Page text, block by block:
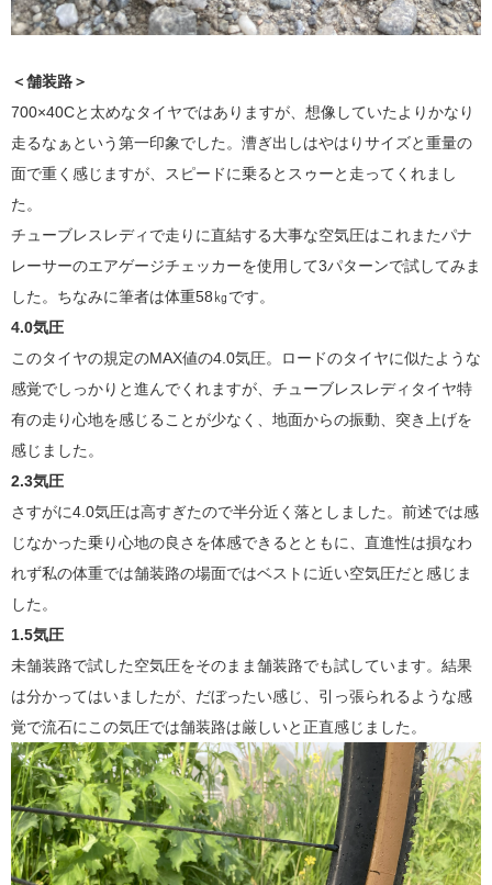
＜舗装路＞
700×40Cと太めなタイヤではありますが、想像していたよりかなり
走るなぁという第一印象でした。漕ぎ出しはやはりサイズと重量の
面で重く感じますが、スピードに乗るとスゥーと走ってくれまし
た。
チューブレスレディで走りに直結する大事な空気圧はこれまたパナ
レーサーのエアゲージチェッカーを使用して3パターンで試してみま
した。ちなみに筆者は体重58㎏です。
4.0気圧
このタイヤの規定のMAX値の4.0気圧。ロードのタイヤに似たような
感覚でしっかりと進んでくれますが、チューブレスレディタイヤ特
有の走り心地を感じることが少なく、地面からの振動、突き上げを
感じました。
2.3気圧
さすがに4.0気圧は高すぎたので半分近く落としました。前述では感
じなかった乗り心地の良さを体感できるとともに、直進性は損なわ
れず私の体重では舗装路の場面ではベストに近い空気圧だと感じま
した。
1.5気圧
未舗装路で試した空気圧をそのまま舗装路でも試しています。結果
は分かってはいましたが、だぼったい感じ、引っ張られるような感
覚で流石にこの気圧では舗装路は厳しいと正直感じました。